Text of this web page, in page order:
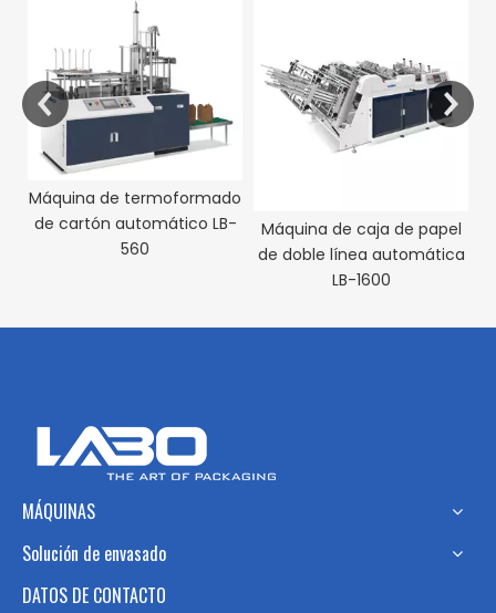
Máquina de termoformado
de cartón automático LB-
560
Máquina de caja de papel
de doble línea automática
LB-1600
MÁQUINAS
Solución de envasado
DATOS DE CONTACTO